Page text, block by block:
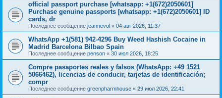
official passport purchase [whatsapp: +1(672)2050601]
Purchase genuine passports [whatsapp: +1(672)2050601] ID
cards, dr
Последнее сообщение jeannevol « 04 авг 2026, 11:37
WhatsApp +1(581) 942-4296 Buy Weed Hashish Cocaine in
Madrid Barcelona Bilbao Spain
Последнее сообщение penson « 30 июл 2026, 18:25
Compre pasaportes reales y falsos (WhatsApp: +49 1521
5066462), licencias de conducir, tarjetas de identificación;
compr
Последнее сообщение greenpharmhouse « 29 июл 2026, 22:41